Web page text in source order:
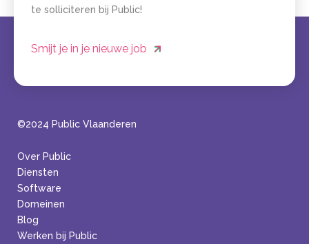
te solliciteren bij Public!
Smijt je in je nieuwe job
©2024 Public Vlaanderen
Over Public
Diensten
Software
Domeinen
Blog
Werken bij Public